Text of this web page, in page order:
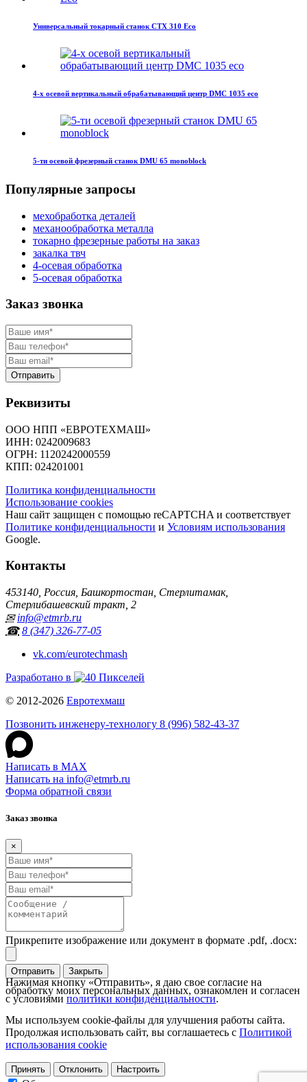
Универсальный токарный станок CTX 310 Eco
4-х осевой вертикальный обрабатывающий центр DMC 1035 eco
5-ти осевой фрезерный станок DMU 65 monoblock
Популярные запросы
мехобработка деталей
механообработка металла
токарно фрезерные работы на заказ
закалка твч
4-осевая обработка
5-осевая обработка
Заказ звонка
Отправить
Реквизиты
ООО НПП «ЕВРОТЕХМАШ»
ИНН: 0242009683
ОГРН: 1120242000559
КПП: 024201001
Политика конфиденциальности
Использование cookies
Наш сайт защищен с помощью reCAPTCHA и соответствует
Политике конфиденциальности и Условиям использования
Google.
Контакты
453140, Россия, Башкортостан, Стерлитамак,
Стерлибашевский тракт, 2
✉ info@etmrb.ru
☎ 8 (347) 326‑77‑05
vk.com/eurotechmash
Разработано в
© 2012-2026 Евротехмаш
Позвонить инженеру-технологу 8 (996) 582‑43‑37
Написать в MAX
Написать на info@etmrb.ru
Форма обратной связи
Заказ звонка
×
Прикрепите изображение или документ в формате .pdf, .docx:
Отправить Закрыть
Нажимая кнопку «Отправить», я даю свое согласие на
обработку моих персональных данных, ознакомлен и согласен
с условиями политики конфиденциальности.
Мы используем cookie-файлы для улучшения работы сайта.
Продолжая использовать сайт, вы соглашаетесь с Политикой
использования cookie
Принять Отклонить Настроить